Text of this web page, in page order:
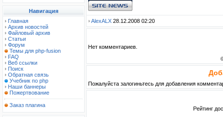
Навигация
Главная
Архив новостей
Файловый архив
Статьи
Форум
Темы для php-fusion
FAQ
Веб ссылки
Поиск
Обратная связь
Учебник по php
Наши баннеры
Пожертвование
Заказ плагина
AlexALX 28.12.2008 02:20
Нет комментариев.
Пожалуйста залогиньтесь для добавления
Рейтинг